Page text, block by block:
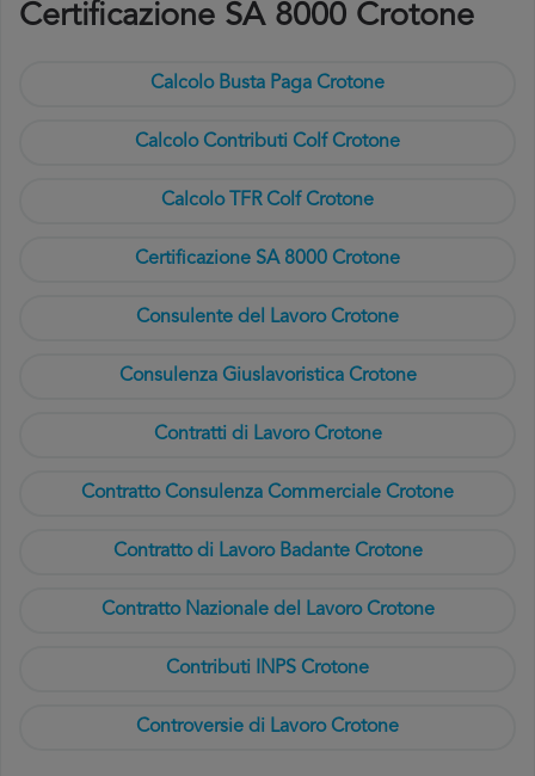
Certificazione SA 8000 Crotone
Calcolo Busta Paga Crotone
Calcolo Contributi Colf Crotone
Calcolo TFR Colf Crotone
Certificazione SA 8000 Crotone
Consulente del Lavoro Crotone
Consulenza Giuslavoristica Crotone
Contratti di Lavoro Crotone
Contratto Consulenza Commerciale Crotone
Contratto di Lavoro Badante Crotone
Contratto Nazionale del Lavoro Crotone
Contributi INPS Crotone
Controversie di Lavoro Crotone